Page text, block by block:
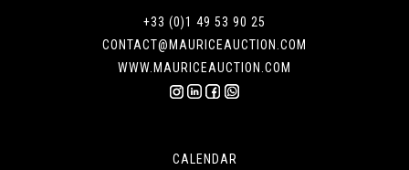
+33 (0)1 49 53 90 25
CONTACT@MAURICEAUCTION.COM
WWW.MAURICEAUCTION.COM
CALENDAR